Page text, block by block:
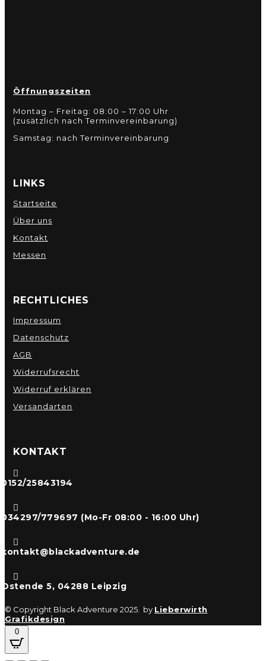
Öffnungszeiten
Montag – Freitag: 08:00 – 17:00 Uhr
(zusätzlich nach Terminvereinbarung)
Samstag: nach Terminvereinbarung
LINKS
Startseite
Über uns
Kontakt
Messen
RECHTLICHES
Impressum
Datenschutz
AGB
Widerrufsrecht
Widerruf erklären
Versandarten
KONTAKT

0152/25843194

034297/779697 (Mo-Fr 08:00 - 16:00 Uhr)

kontakt@blackadventure.de

Ostende 5, 04288 Leipzig
© Copyright Black Adventure 2025. by Lieberwirth
Grafikdesign
0